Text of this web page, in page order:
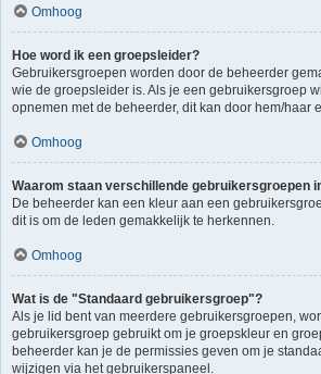
Omhoog
Hoe word ik een groepsleider?
Gebruikersgroepen worden door de beheerder
wie de groepsleider is. Als je een gebruikersgroep
opnemen met de beheerder, dit kan door hem/haar
Omhoog
Waarom staan verschillende gebruikersgroepen
De beheerder kan een kleur aan een
dit is om de leden gemakkelijk te herkennen.
Omhoog
Wat is de "Standaard gebruikersgroep"?
Als je lid bent van meerdere gebruikersgroepen,
gebruikersgroep gebruikt om je groepskleur en
beheerder kan je de permissies geven om je
wijzigen via het gebruikerspaneel.